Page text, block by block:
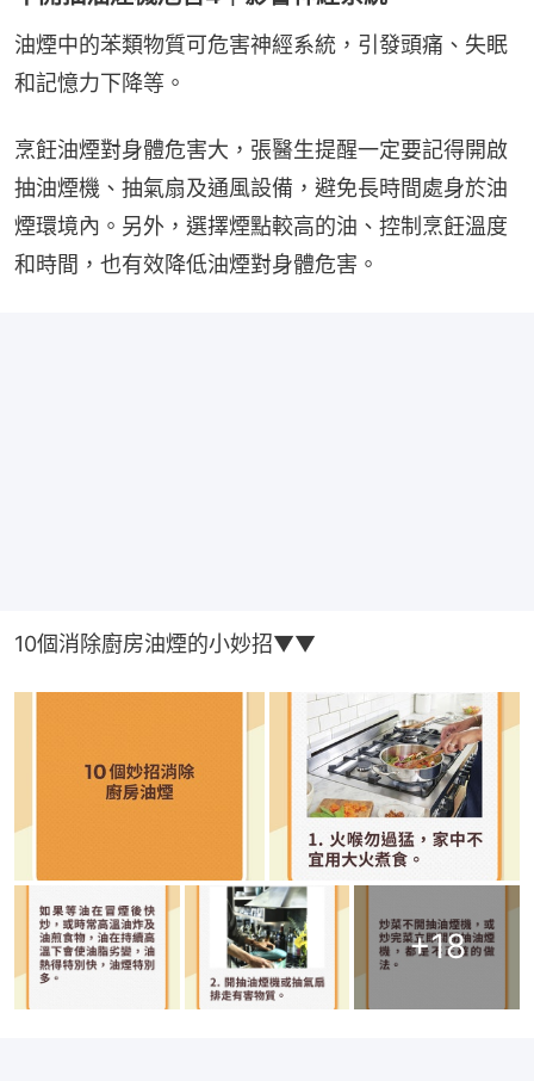
油煙中的苯類物質可危害神經系統，引發頭痛、失眠
和記憶力下降等。
烹飪油煙對身體危害大，張醫生提醒一定要記得開啟
抽油煙機、抽氣扇及通風設備，避免長時間處身於油
煙環境內。另外，選擇煙點較高的油、控制烹飪溫度
和時間，也有效降低油煙對身體危害。
10個消除廚房油煙的小妙招▼▼
+18